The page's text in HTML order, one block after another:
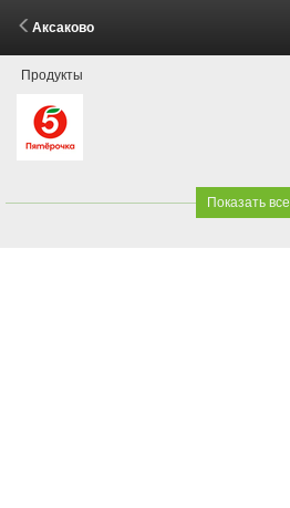
Аксаково
Продукты
Показать все